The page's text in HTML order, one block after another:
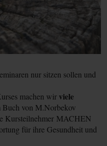
nur sitzen sollen und
machen wir viele
Buch von M.Norbekov
Kursteilnehmer MACHEN
für ihre Gesundheit und